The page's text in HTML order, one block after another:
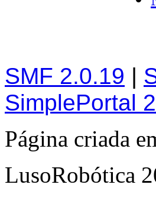
SMF 2.0.19 |
SimplePortal
Página criada
LusoRobótica